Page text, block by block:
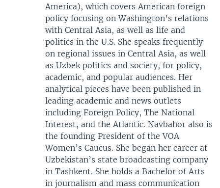
America), which covers American foreign
policy focusing on Washington’s relations
with Central Asia, as well as life and
politics in the U.S. She speaks frequently
on regional issues in Central Asia, as well
as Uzbek politics and society, for policy,
academic, and popular audiences. Her
analytical pieces have been published in
leading academic and news outlets
including Foreign Policy, The National
Interest, and the Atlantic. Navbahor also is
the founding President of the VOA
Women’s Caucus. She began her career at
Uzbekistan’s state broadcasting company
in Tashkent. She holds a Bachelor of Arts
in journalism and mass communication